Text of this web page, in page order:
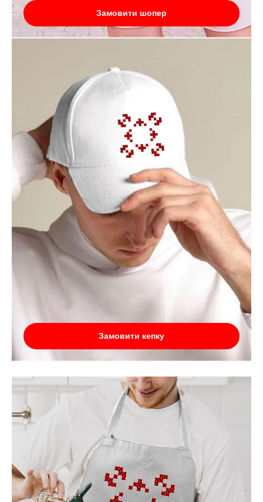
Замовити шопер
Замовити кепку